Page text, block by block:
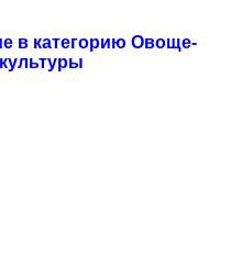
в категорию Овоще-